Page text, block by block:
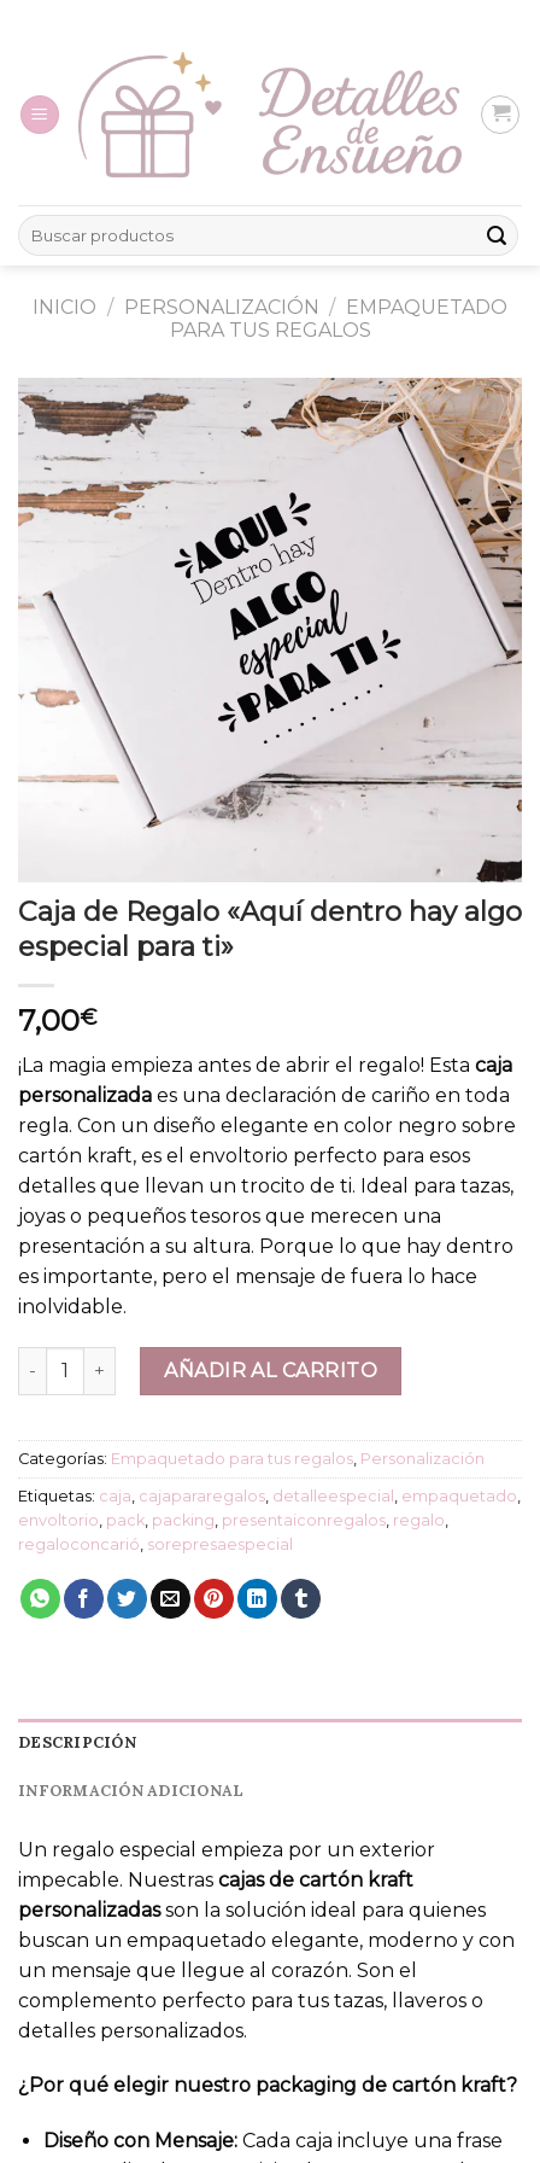
Buscar
por:
INICIO / PERSONALIZACIÓN / EMPAQUETADO
PARA TUS REGALOS
Caja de Regalo «Aquí dentro hay algo
especial para ti»
7,00€
¡La magia empieza antes de abrir el regalo! Esta caja
personalizada es una declaración de cariño en toda
regla. Con un diseño elegante en color negro sobre
cartón kraft, es el envoltorio perfecto para esos
detalles que llevan un trocito de ti. Ideal para tazas,
joyas o pequeños tesoros que merecen una
presentación a su altura. Porque lo que hay dentro
es importante, pero el mensaje de fuera lo hace
inolvidable.
Caja de Regalo "Aquí dentro hay algo especial para ti"
AÑADIR AL CARRITO
Categorías: Empaquetado para tus regalos Personalización
Etiquetas: caja cajapararegalos detalleespecial empaquetado
envoltorio pack packing presentaiconregalos regalo
regaloconcarió sorepresaespecial
DESCRIPCIÓN
INFORMACIÓN ADICIONAL
Un regalo especial empieza por un exterior
impecable. Nuestras cajas de cartón kraft
personalizadasson la solución ideal para quienes
buscan un empaquetado elegante, moderno y con
un mensaje que llegue al corazón. Son el
complemento perfecto para tus tazas, llaveros o
detalles personalizados.
¿Por qué elegir nuestro packaging de cartón kraft?
Diseño con Mensaje:Cada caja incluye una frase